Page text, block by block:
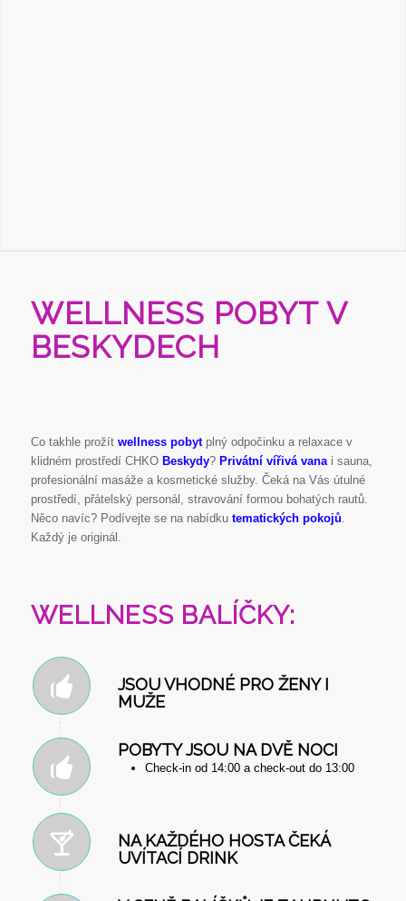
WELLNESS POBYT V
BESKYDECH
Co takhle prožít wellness pobytplný odpočinku a relaxace v
klidném prostředí CHKO Beskydy? Privátní vířivá vanai sauna,
profesionální masáže a kosmetické služby. Čeká na Vás útulné
prostředí, přátelský personál, stravování formou bohatých rautů.
Něco navíc? Podívejte se na nabídku tematických pokojů.
Každý je originál.
WELLNESS BALÍČKY:
JSOU VHODNÉ PRO ŽENY I
MUŽE
POBYTY JSOU NA DVĚ NOCI
Check-in od 14:00 a check-out do 13:00
NA KAŽDÉHO HOSTA ČEKÁ
UVÍTACÍ DRINK